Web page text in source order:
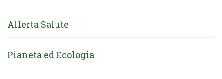
Allerta Salute
Pianeta ed Ecologia